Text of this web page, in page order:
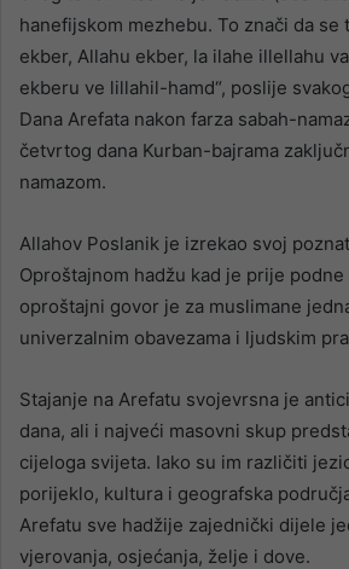
hanefijskom mezhebu. To znači da se
ekber, Allahu ekber, la ilahe illellahu
ekberu ve lillahil-hamd“, poslije
Dana Arefata nakon farza sabah-
četvrtog dana Kurban-bajrama
namazom.
Allahov Poslanik je izrekao svoj
Oproštajnom hadžu kad je prije
oproštajni govor je za muslimane
univerzalnim obavezama i ljudskim
Stajanje na Arefatu svojevrsna je
dana, ali i najveći masovni skup
cijeloga svijeta. Iako su im različiti
porijeklo, kultura i geografska
Arefatu sve hadžije zajednički dijele
vjerovanja, osjećanja, želje i dove.